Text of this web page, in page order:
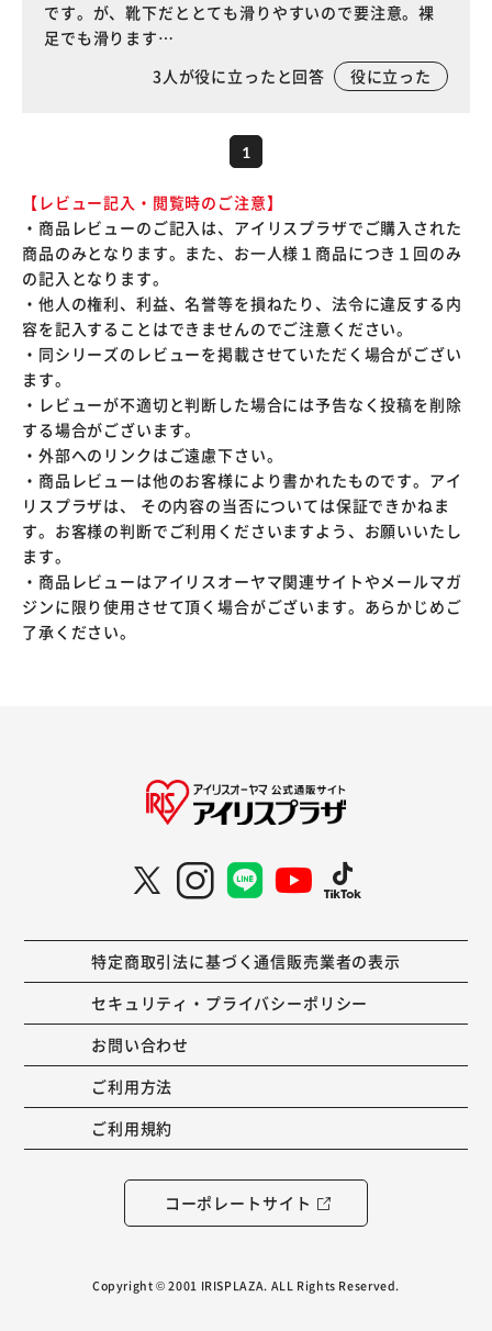
です。が、靴下だととても滑りやすいので要注意。裸
足でも滑ります…
3人が役に立ったと回答 役に立った
1
【レビュー記入・閲覧時のご注意】
・商品レビューのご記入は、アイリスプラザでご購入された
商品のみとなります。また、お一人様１商品につき１回のみ
の記入となります。
・他人の権利、利益、名誉等を損ねたり、法令に違反する内
容を記入することはできませんのでご注意ください。
・同シリーズのレビューを掲載させていただく場合がござい
ます。
・レビューが不適切と判断した場合には予告なく投稿を削除
する場合がございます。
・外部へのリンクはご遠慮下さい。
・商品レビューは他のお客様により書かれたものです。アイ
リスプラザは、 その内容の当否については保証できかねま
す。お客様の判断でご利用くださいますよう、お願いいたし
ます。
・商品レビューはアイリスオーヤマ関連サイトやメールマガ
ジンに限り使用させて頂く場合がございます。あらかじめご
了承ください。
特定商取引法に基づく通信販売業者の表示
セキュリティ・プライバシーポリシー
お問い合わせ
ご利用方法
ご利用規約
コーポレートサイト
Copyright © 2001 IRISPLAZA. ALL Rights Reserved.